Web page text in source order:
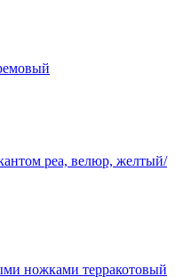
pea, велюр, желтый/
ножками терракотовый